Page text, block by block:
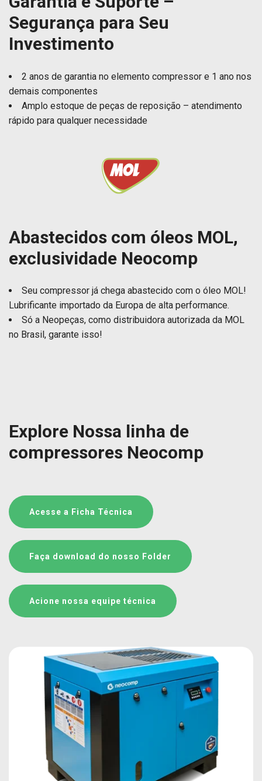
Segurança para Seu
Investimento
2 anos de garantia no elemento compressor e 1 ano nos
demais componentes
Amplo estoque de peças de reposição – atendimento
rápido para qualquer necessidade
Abastecidos com óleos MOL,
exclusividade Neocomp
Seu compressor já chega abastecido com o óleo MOL!
Lubrificante importado da Europa de alta performance.
Só a Neopeças, como distribuidora autorizada da MOL
no Brasil, garante isso!
Explore Nossa linha de
compressores Neocomp
Acesse a Ficha Técnica
Faça download do nosso Folder
Acione nossa equipe técnica